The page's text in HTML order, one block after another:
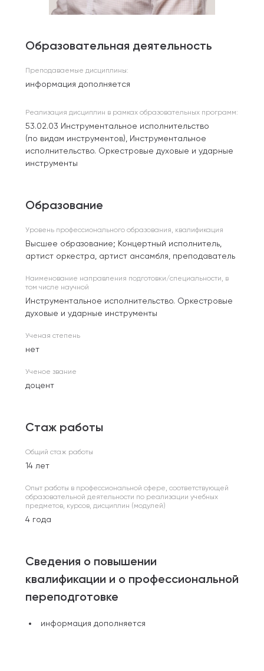
Образовательная деятельность
Преподаваемые дисциплины:
информация дополняется
Реализация дисциплин в рамках образовательных программ:
53.02.03 Инструментальное исполнительство
(по видам инструментов), Инструментальное
исполнительство. Оркестровые духовые и ударные
инструменты
Образование
Уровень профессионального образования, квалификация
Высшее образование; Концертный исполнитель,
артист оркестра, артист ансамбля, преподаватель
Наименование направления подготовки/специальности, в
том числе научной
Инструментальное исполнительство. Оркестровые
духовые и ударные инструменты
Ученая степень
нет
Ученое звание
доцент
Стаж работы
Общий стаж работы
14 лет
Опыт работы в профессиональной сфере, соответствующей
образовательной деятельности по реализации учебных
предметов, курсов, дисциплин (модулей)
4 года
Сведения о повышении
квалификации и о профессиональной
переподготовке
информация дополняется